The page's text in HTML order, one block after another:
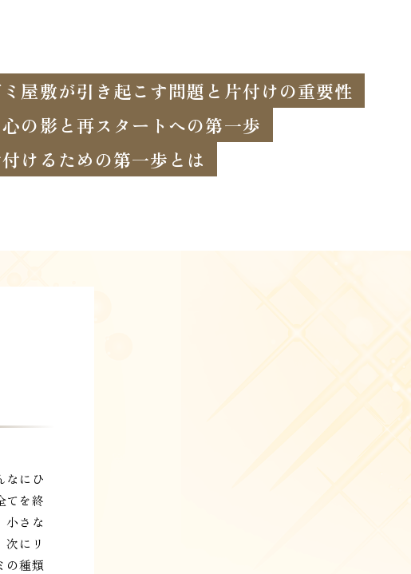
屋敷が引き起こす問題と片付けの重要性
の影と再スタートへの第一歩
けるための第一歩とは
なにひ
てを終
小さな
にリ
の種類